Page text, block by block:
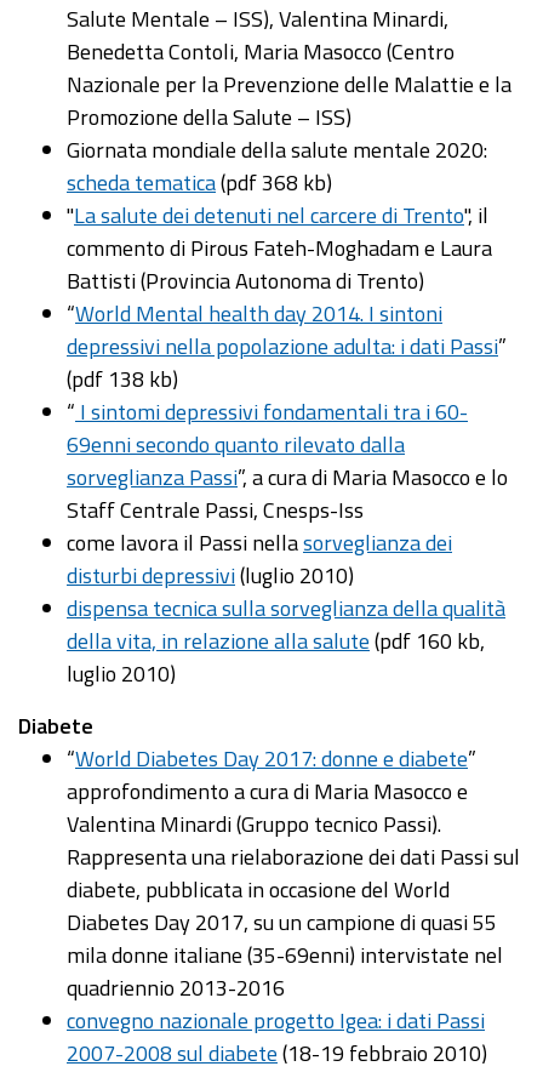
Salute Mentale – ISS), Valentina Minardi,
Benedetta Contoli, Maria Masocco (Centro
Nazionale per la Prevenzione delle Malattie e la
Promozione della Salute – ISS)
Giornata mondiale della salute mentale 2020:
scheda tematica(pdf 368 kb)
"La salute dei detenuti nel carcere di Trento", il
commento di Pirous Fateh-Moghadam e Laura
Battisti (Provincia Autonoma di Trento)
“World Mental health day 2014. I sintoni
depressivi nella popolazione adulta: i dati Passi”
(pdf 138 kb)
“ I sintomi depressivi fondamentali tra i 60-
69enni secondo quanto rilevato dalla
sorveglianza Passi”, a cura di Maria Masocco e lo
Staff Centrale Passi, Cnesps-Iss
come lavora il Passi nellasorveglianza dei
disturbi depressivi(luglio 2010)
dispensa tecnica sulla sorveglianza della qualità
della vita, in relazione alla salute(pdf 160 kb,
luglio 2010)
Diabete
“World Diabetes Day 2017: donne e diabete”
approfondimento a cura di Maria Masocco e
Valentina Minardi (Gruppo tecnico Passi).
Rappresenta una rielaborazione dei dati Passi sul
diabete, pubblicata in occasione del World
Diabetes Day 2017, su un campione di quasi 55
mila donne italiane (35-69enni) intervistate nel
quadriennio 2013-2016
convegno nazionale progetto Igea: i dati Passi
2007-2008 sul diabete(18-19 febbraio 2010)